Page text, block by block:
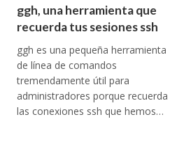
ggh, una herramienta que
recuerda tus sesiones ssh
ggh es una pequeña herramienta
de línea de comandos
tremendamente útil para
administradores porque recuerda
las conexiones ssh que hemos…